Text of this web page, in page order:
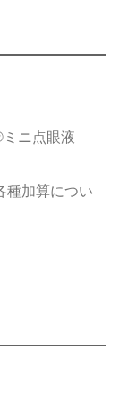
ニ点眼液
種加算につい